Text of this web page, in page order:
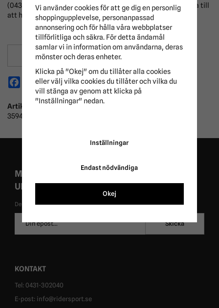
(0431-302040). Har du några ytterligare frågor så är det bara till
att höra av sig.
Spara som favorit
Facebook
X EmailPinterest
Artikelnummer:
359451
MISSA ALDRIG EXKLUSIVA KAMPANJER OCH
UNIKA ERBJUDANDEN!
De uppgifter du matar in kommer endast användas till våra nyhetsbrev.
postadress
Skicka
KONTAKT
Tel: 0431-302040
E-post: info@ridersport.se
Vi använder cookies för att ge dig en personlig
shoppingupplevelse, personanpassad
annonsering och för hålla våra webbplatser
tillförlitliga och säkra. För detta ändamål
samlar vi in information om användarna, deras
mönster och deras enheter.
Klicka på "Okej" om du tillåter alla cookies
eller välj vilka cookies du tillåter och vilka du
vill stänga av genom att klicka på
"Inställningar" nedan.
Inställningar
Endast nödvändiga
Okej